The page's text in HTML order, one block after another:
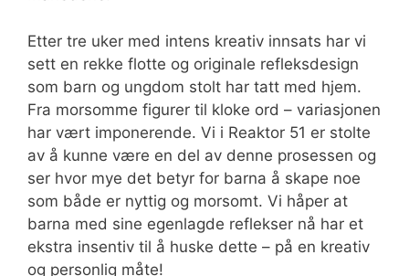
Etter tre uker med intens kreativ innsats har vi
sett en rekke flotte og originale refleksdesign
som barn og ungdom stolt har tatt med hjem.
Fra morsomme figurer til kloke ord – variasjonen
har vært imponerende. Vi i Reaktor 51 er stolte
av å kunne være en del av denne prosessen og
ser hvor mye det betyr for barna å skape noe
som både er nyttig og morsomt. Vi håper at
barna med sine egenlagde reflekser nå har et
ekstra insentiv til å huske dette – på en kreativ
og personlig måte!